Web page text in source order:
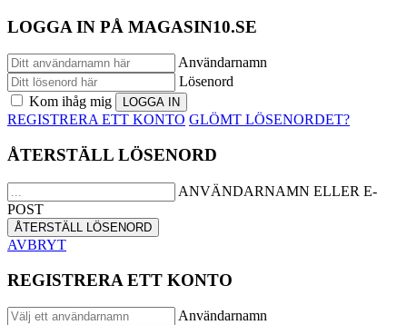
LOGGA IN PÅ MAGASIN10.SE
Användarnamn
Lösenord
Kom ihåg mig
REGISTRERA ETT KONTO GLÖMT LÖSENORDET?
ÅTERSTÄLL LÖSENORD
ANVÄNDARNAMN ELLER E-
POST
AVBRYT
REGISTRERA ETT KONTO
Användarnamn